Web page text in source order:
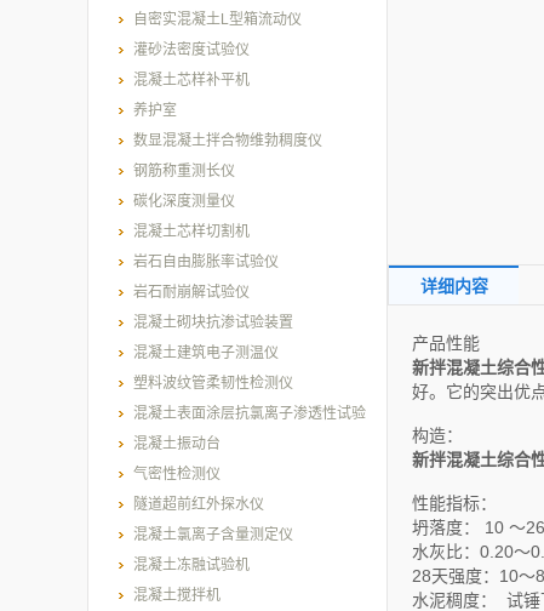
自密实混凝土L型箱流动仪
灌砂法密度试验仪
混凝土芯样补平机
养护室
数显混凝土拌合物维勃稠度仪
钢筋称重测长仪
碳化深度测量仪
混凝土芯样切割机
岩石自由膨胀率试验仪
岩石耐崩解试验仪
混凝土砌块抗渗试验装置
混凝土建筑电子测温仪
塑料波纹管柔韧性检测仪
混凝土表面涂层抗氯离子渗透性试验
装置
混凝土振动台
气密性检测仪
隧道超前红外探水仪
混凝土氯离子含量测定仪
混凝土冻融试验机
混凝土搅拌机
详细内容
产品性能
新拌混凝土综合
好。它的突出优
构造：
新拌混凝土综合
性能指标：
坍落度： 10 ～
水灰比：0.20
28天强度：10
水泥稠度： 试